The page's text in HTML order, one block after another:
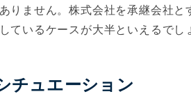
りません。株式会社を承継会社と
ているケースが大半といえるでし
チュエーション